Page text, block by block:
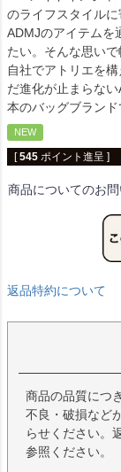
のライフスタイルに
ADMJのアイテムを
たい。そんな思い
自社でアトリエを
だ進化が止まらな
本のバッグブランド
NEW
[ 545 ポイント進呈 ]
商品についてのお
返品特約について
商品の品質につ
不良・破損など
らせください。
参照ください。